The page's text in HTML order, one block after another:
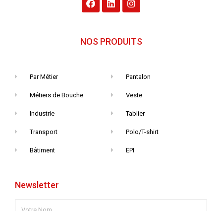
NOS PRODUITS
Par Métier
Métiers de Bouche
Industrie
Transport
Bâtiment
Pantalon
Veste
Tablier
Polo/T-shirt
EPI
Newsletter